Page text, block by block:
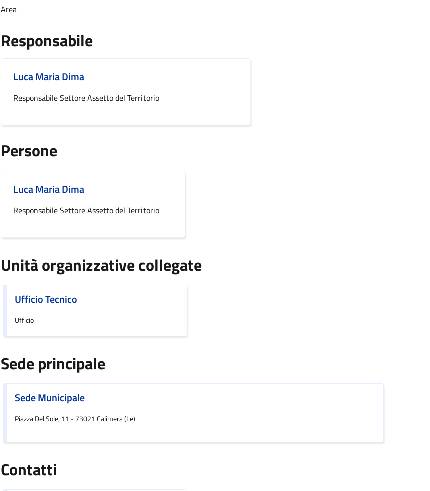
Area
Responsabile
Luca Maria Dima
Responsabile Settore Assetto del Territorio
Persone
Luca Maria Dima
Responsabile Settore Assetto del Territorio
Unità organizzative collegate
Ufficio Tecnico
Ufficio
Sede principale
Sede Municipale
Piazza Del Sole, 11 - 73021 Calimera (Le)
Contatti